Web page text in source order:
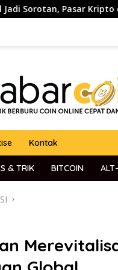
Kripto dan Global
Kontak
& TRIK BITCOIN